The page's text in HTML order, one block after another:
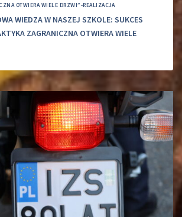
OTWIERA WIELE DRZWI”-REALIZACJA
WIEDZA W NASZEJ SZKOLE: SUKCES
ZAGRANICZNA OTWIERA WIELE